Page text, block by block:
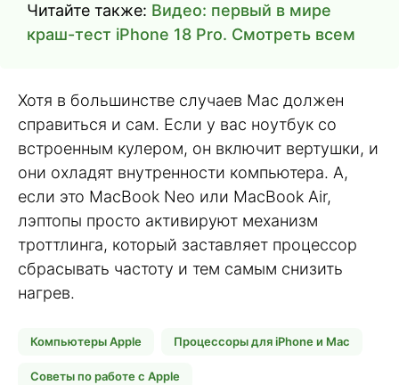
Читайте также: Видео: первый в мире
краш-тест iPhone 18 Pro. Смотреть всем
Хотя в большинстве случаев Mac должен
справиться и сам. Если у вас ноутбук со
встроенным кулером, он включит вертушки, и
они охладят внутренности компьютера. А,
если это MacBook Neo или MacBook Air,
лэптопы просто активируют механизм
троттлинга, который заставляет процессор
сбрасывать частоту и тем самым снизить
нагрев.
Компьютеры Apple Процессоры для iPhone и Mac
Советы по работе с Apple